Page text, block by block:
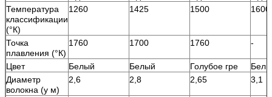
Температура
классификации
(°К)
1260 1425 1500 1600
Точка
плавления (°К)
1760 1700 1760 -
Цвет Белый Белый Голубое гре
Диаметр
волокна (у м)
2,6 2,8 2,65 3,1